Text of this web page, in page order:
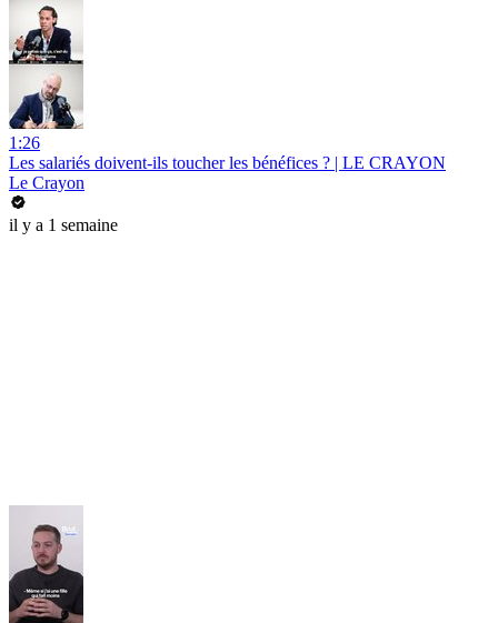
1:26
Les salariés doivent-ils toucher les bénéfices ? | LE CRAYON
Le Crayon
il y a 1 semaine